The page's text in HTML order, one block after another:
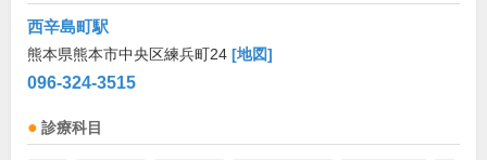
西辛島町駅
熊本県熊本市中央区練兵町24 [地図]
096-324-3515
診療科目